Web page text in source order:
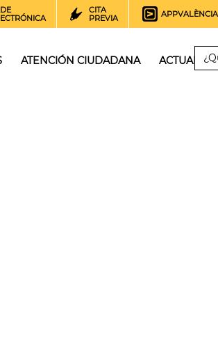
CITA
PREVIA
APPVALÈNCIA
ATENCIÓN CIUDADANA